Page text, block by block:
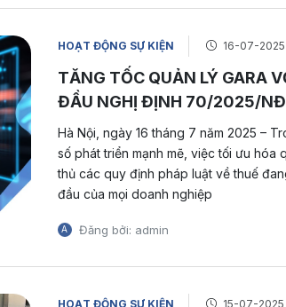
HOẠT ĐỘNG SỰ KIỆN 16-07-2025
TĂNG TỐC QUẢN LÝ GARA
ĐẦU NGHỊ ĐỊNH 70/2025/
Hà Nội, ngày 16 tháng 7 năm 2025 –
số phát triển mạnh mẽ, việc tối ưu hóa
thủ các quy định pháp luật về thuế
đầu của mọi doanh nghiệp
A Đăng bởi: admin
HOẠT ĐỘNG SỰ KIỆN 15-07-2025